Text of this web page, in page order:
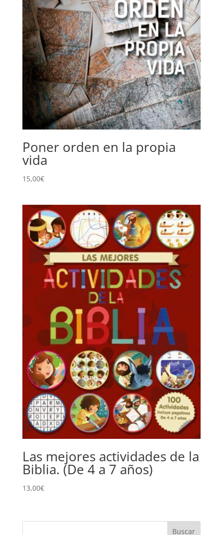
Poner orden en la propia
vida
15,00€
Las mejores actividades de la
Biblia. (De 4 a 7 años)
13,00€